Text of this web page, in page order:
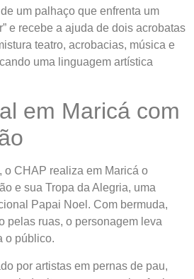
um palhaço que enfrenta um
e recebe a ajuda de dois acrobatas
teatro, acrobacias, música e
uma linguagem artística
em Maricá com
o CHAP realiza em Maricá o
e sua Tropa da Alegria, uma
Papai Noel. Com bermuda,
pelas ruas, o personagem leva
o público.
por artistas em pernas de pau,